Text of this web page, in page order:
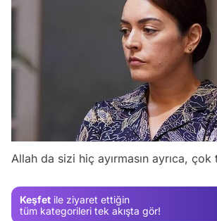
Allah da sizi hiç ayırmasın ayrıca, çok
Keşfet ile ziyaret ettiğin
tüm kategorileri tek akışta gör!